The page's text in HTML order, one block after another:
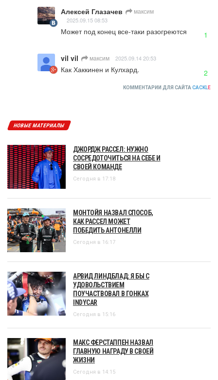
Алексей Глазачев максим
2025.09.15 08:53
Может под конец все-таки разогреются 1
vil vil максим 2025.09.14 20:53
Как Хаккинен и Кулхард. 2
КОММЕНТАРИИ ДЛЯ САЙТА CACKLE
НОВЫЕ МАТЕРИАЛЫ
ДЖОРДЖ РАССЕЛ: НУЖНО
СОСРЕДОТОЧИТЬСЯ НА СЕБЕ И
СВОЕЙ КОМАНДЕ
Сегодня в 17:18
МОНТОЙЯ НАЗВАЛ СПОСОБ,
КАК РАССЕЛ МОЖЕТ
ПОБЕДИТЬ АНТОНЕЛЛИ
Сегодня в 16:17
АРВИД ЛИНДБЛАД: Я БЫ С
УДОВОЛЬСТВИЕМ
ПОУЧАСТВОВАЛ В ГОНКАХ
INDYCAR
Сегодня в 15:16
МАКС ФЕРСТАППЕН НАЗВАЛ
ГЛАВНУЮ НАГРАДУ В СВОЕЙ
ЖИЗНИ
Сегодня в 14:15